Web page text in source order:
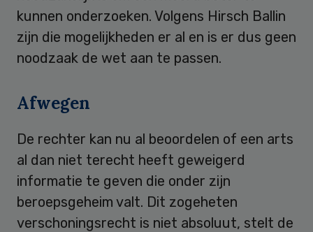
kunnen onderzoeken. Volgens Hirsch Ballin
zijn die mogelijkheden er al en is er dus geen
noodzaak de wet aan te passen.
Afwegen
De rechter kan nu al beoordelen of een arts
al dan niet terecht heeft geweigerd
informatie te geven die onder zijn
beroepsgeheim valt. Dit zogeheten
verschoningsrecht is niet absoluut, stelt de